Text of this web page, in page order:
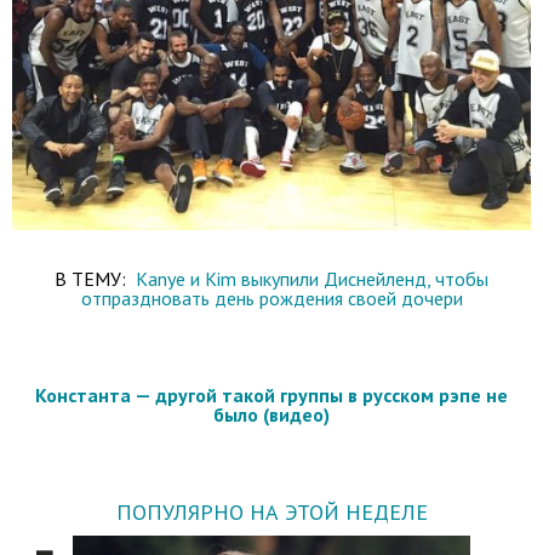
В ТЕМУ: Kanye и Kim выкупили Диснейленд, чтобы
отпраздновать день рождения своей дочери
Константа — другой такой группы в русском рэпе не
было (видео)
ПОПУЛЯРНО НА ЭТОЙ НЕДЕЛЕ